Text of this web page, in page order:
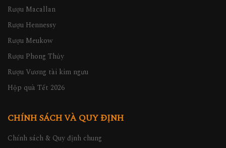
Rượu Macallan
Rượu Hennessy
Rượu Meukow
Rượu Phong Thủy
Rượu Vương tài kim ngưu
Hộp quà Tết 2026
CHÍNH SÁCH VÀ QUY ĐỊNH
Chính sách & Quy định chung